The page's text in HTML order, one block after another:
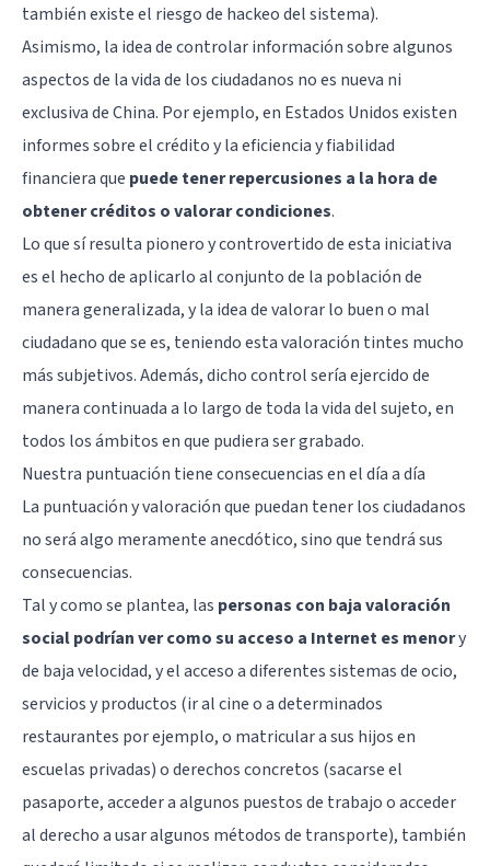
también existe el riesgo de hackeo del sistema).
Asimismo, la idea de controlar información sobre algunos
aspectos de la vida de los ciudadanos no es nueva ni
exclusiva de China. Por ejemplo, en Estados Unidos existen
informes sobre el crédito y la eficiencia y fiabilidad
financiera que puede tener repercusiones a la hora de
obtener créditos o valorar condiciones.
Lo que sí resulta pionero y controvertido de esta iniciativa
es el hecho de aplicarlo al conjunto de la población de
manera generalizada, y la idea de valorar lo buen o mal
ciudadano que se es, teniendo esta valoración tintes mucho
más subjetivos. Además, dicho control sería ejercido de
manera continuada a lo largo de toda la vida del sujeto, en
todos los ámbitos en que pudiera ser grabado.
Nuestra puntuación tiene consecuencias en el día a día
La puntuación y valoración que puedan tener los ciudadanos
no será algo meramente anecdótico, sino que tendrá sus
consecuencias.
Tal y como se plantea, las personas con baja valoración
social podrían ver como su acceso a Internet es menory
de baja velocidad, y el acceso a diferentes sistemas de ocio,
servicios y productos (ir al cine o a determinados
restaurantes por ejemplo, o matricular a sus hijos en
escuelas privadas) o derechos concretos (sacarse el
pasaporte, acceder a algunos puestos de trabajo o acceder
al derecho a usar algunos métodos de transporte), también